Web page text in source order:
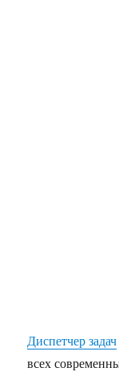
Диспетчер задач
всех